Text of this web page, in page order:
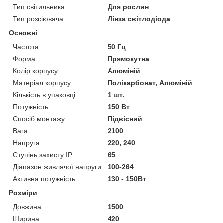
Тип світильника
Для рослин
Тип розсіювача
Лінза світлодіода
Основні
Частота
50 Гц
Форма
Прямокутна
Колір корпусу
Алюміній
Матеріал корпусу
Полікарбонат, Алюміній
Кількість в упаковці
1 шт.
Потужність
150 Вт
Спосіб монтажу
Підвісний
Вага
2100
Напруга
220, 240
Ступінь захисту IP
65
Діапазон живлячої напруги
100-264
Активна потужність
130 - 150Вт
Розміри
Довжина
1500
Ширина
420